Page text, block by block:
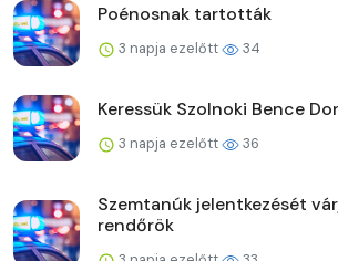
Poénosnak tartották
3 napja ezelőtt 34
Keressük Szolnoki Bence
3 napja ezelőtt 36
Szemtanúk jelentkezését
rendőrök